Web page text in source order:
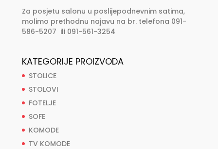
Za posjetu salonu u poslijepodnevnim satima,
molimo prethodnu najavu na br. telefona 091-
586-5207 ili 091-561-3254
KATEGORIJE PROIZVODA
STOLICE
STOLOVI
FOTELJE
SOFE
KOMODE
TV KOMODE